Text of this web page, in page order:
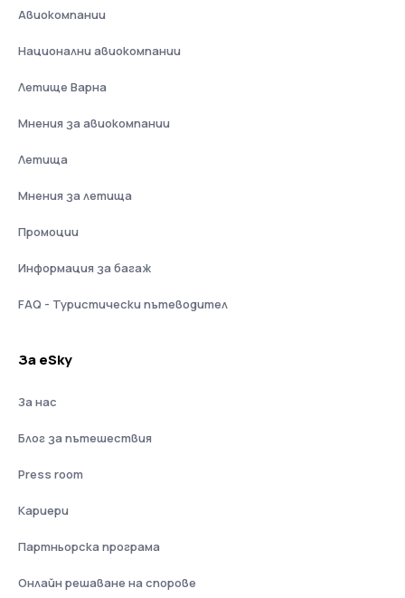
Авиокомпании
Национални авиокомпании
Летище Варна
Мнения за авиокомпании
Летища
Мнения за летища
Промоции
Информация за багаж
FAQ - Туристически пътеводител
За eSky
За нас
Блог за пътешествия
Press room
Кариери
Партньорска програма
Онлайн решаване на спорове